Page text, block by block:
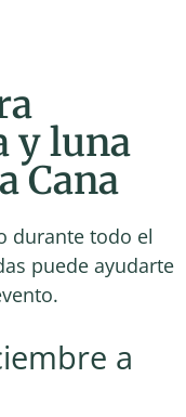
y luna
Cana
durante todo el
puede ayudarte
a